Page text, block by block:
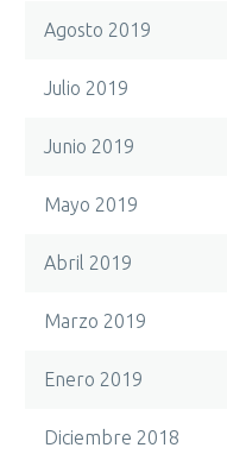
Agosto 2019
Julio 2019
Junio 2019
Mayo 2019
Abril 2019
Marzo 2019
Enero 2019
Diciembre 2018